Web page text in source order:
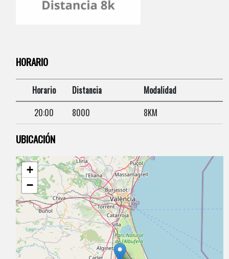
HORARIO
Horario Distancia
Modalidad
20:00
8000 8KM
UBICACIÓN
+
−